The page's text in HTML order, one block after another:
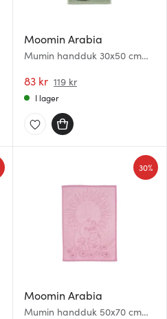
Moomin Arabia
Mumin handduk 30x50 cm
83 kr 119 kr
I lager
Moomin Arabia
Mumin handduk 50x70 cm
30%